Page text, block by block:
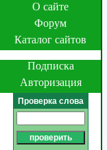
О сайте
Форум
Каталог сайтов
Подписка
Авторизация
Проверка слова